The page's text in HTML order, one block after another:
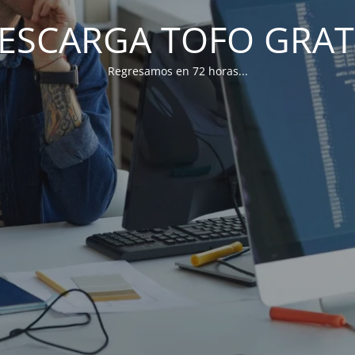
TOFO
Regresamos en 72 horas...